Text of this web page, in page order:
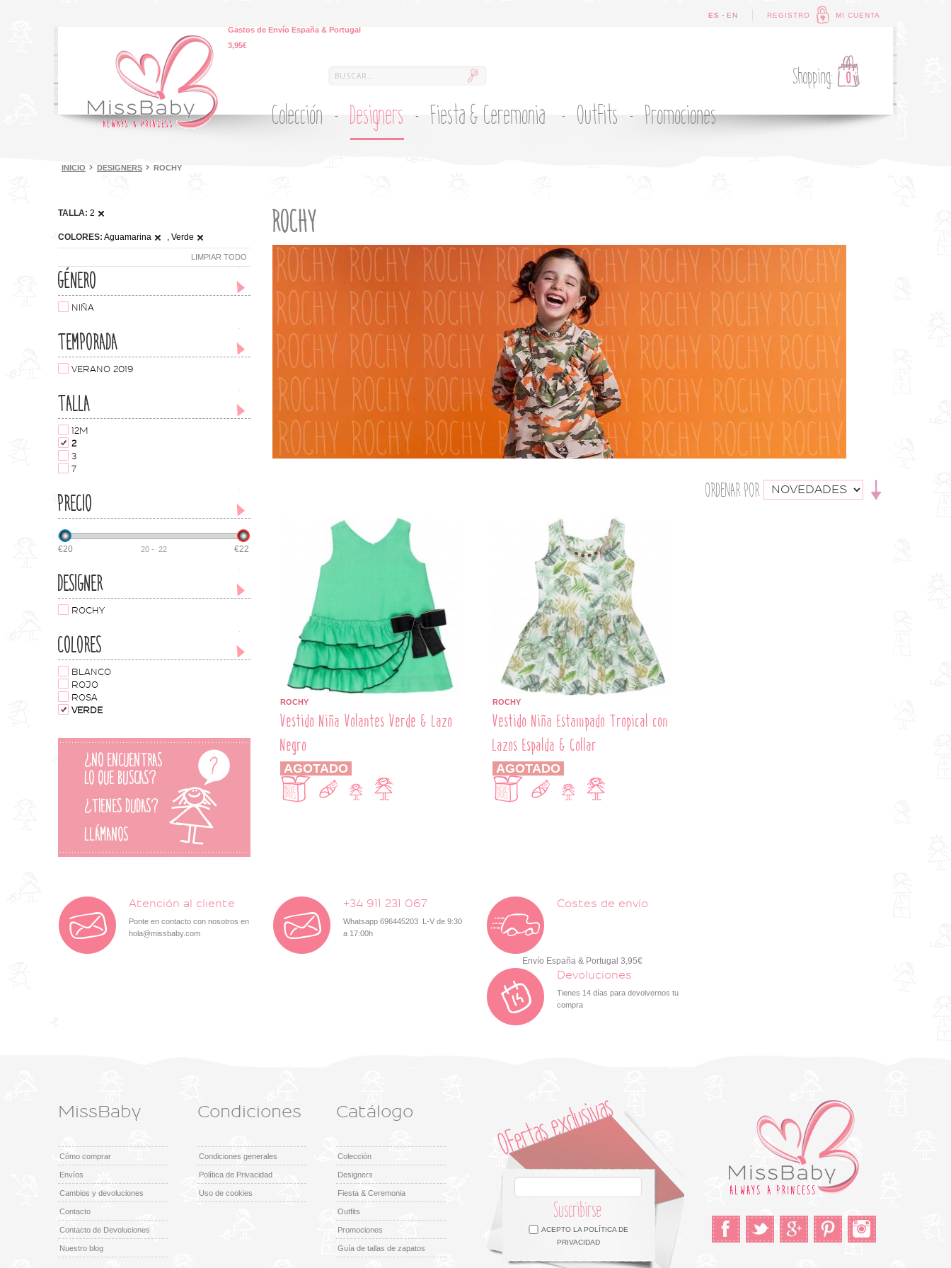
Gastos de Envío España & Portugal
3,95€
REGISTRO MI CUENTA
ES - EN
Shopping: 0
Colección Designers Fiesta & Ceremonia Outfits Promociones
INICIO DESIGNERS ROCHY
TALLA: 2
COLORES: Aguamarina , Verde
LIMPIAR TODO
GÉNERO
NIÑA
TEMPORADA
VERANO 2019
TALLA
12M
2
3
7
PRECIO
€20 €22
20- 22
DESIGNER
ROCHY
COLORES
BLANCO
ROJO
ROSA
VERDE
ROCHY
ORDENAR POR
ROCHY
Vestido Niña Volantes Verde & Lazo
Negro
AGOTADO
ROCHY
Vestido Niña Estampado Tropical con
Lazos Espalda & Collar
AGOTADO
Atención al cliente
Ponte en contacto con nosotros en
hola@missbaby.com
+34 911 231 067
Whatsapp 696445203 L-V de 9:30
a 17:00h
Costes de envío
Envío España & Portugal 3,95€
Devoluciones
Tienes 14 días para devolvernos tu
compra
MissBaby
Cómo comprar
Envíos
Cambios y devoluciones
Contacto
Contacto de Devoluciones
Nuestro blog
Condiciones
Condiciones generales
Política de Privacidad
Uso de cookies
Catálogo
Colección
Designers
Fiesta & Ceremonia
Outfits
Promociones
Guía de tallas de zapatos
Suscribirse
ACEPTO LAPOLÍTICA DE
PRIVACIDAD
Facebook Twitter Google +